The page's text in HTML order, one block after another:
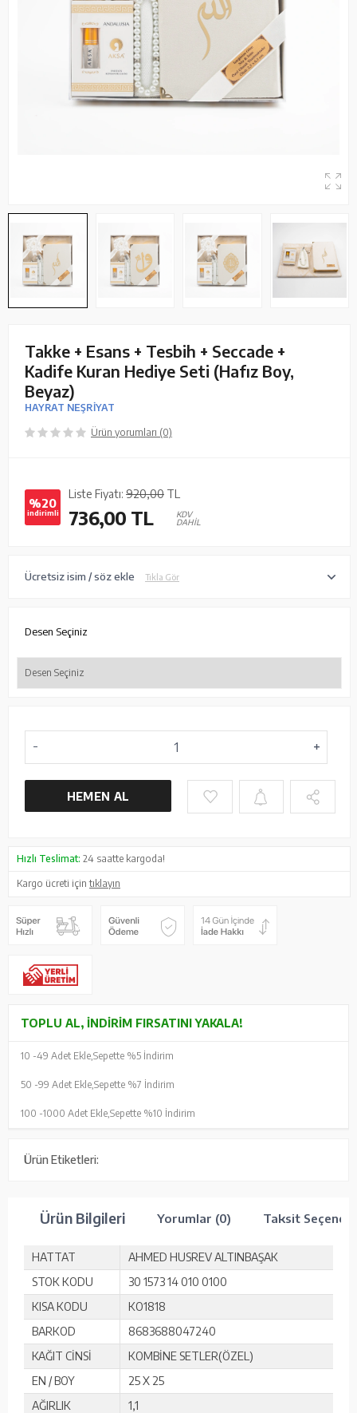
Takke + Esans + Tesbih + Seccade +
Kadife Kuran Hediye Seti (Hafız Boy,
Beyaz)
HAYRAT NEŞRİYAT
Ürün yorumları (0)
%20
indirimli
Liste Fiyatı: 920,00 TL
736,00 TL
KDV
DAHİL
Ücretsiz isim / söz ekle Tıkla Gör
Desen Seçiniz
HEMEN AL
Hızlı Teslimat: 24 saatte kargoda!
Kargo ücreti içintıklayın
TOPLU AL, İNDIRIM FIRSATINI YAKALA!
10 -49 Adet Ekle, Sepette %5 İndirim
50 -99 Adet Ekle, Sepette %7 İndirim
100 -1000 Adet Ekle, Sepette %10 İndirim
Ürün Etiketleri:
Ürün Bilgileri Yorumlar (0) Taksit
HATTAT
AHMED HUSREV ALTINBAŞAK
STOK KODU
30 1573 14 010 0100
KISA KODU
KO1818
BARKOD
8683688047240
KAĞIT CİNSİ
KOMBİNE SETLER(ÖZEL)
EN / BOY
25 X 25
AĞIRLIK
1,1